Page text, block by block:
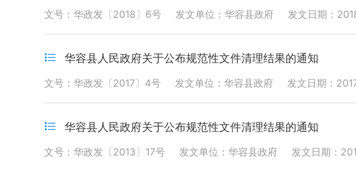
文号：华政发〔2018〕6号 发文单位：华容县政府 发文日期：
华容县人民政府关于公布规范性文件清理结果的通知
文号：华政发〔2017〕4号 发文单位：华容县政府 发文日期：
华容县人民政府关于公布规范性文件清理结果的通知
文号：华政发〔2013〕17号 发文单位：华容县政府 发文日期：